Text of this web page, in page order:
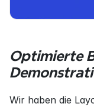
Optimierte
Wir haben die